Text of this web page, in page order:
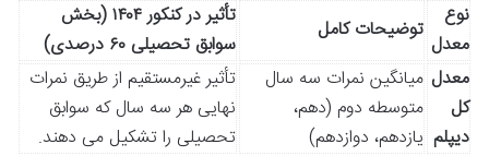
نوع
معدل
توضیحات کامل
تأثیر در کنکور ۱۴۰۴ (بخش
سوابق تحصیلی ۶۰ درصدی)
معدل
کل
دیپلم
میانگین نمرات سه سال
متوسطه دوم (دهم،
یازدهم، دوازدهم)
تأثیر غیرمستقیم از طریق نمرات
نهایی هر سه سال که سوابق
تحصیلی را تشکیل می دهند.